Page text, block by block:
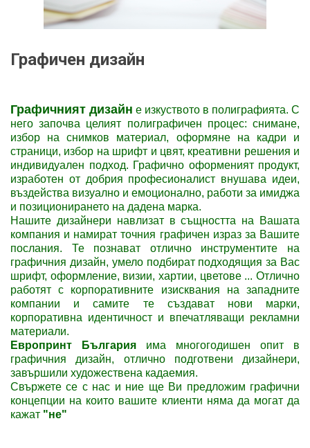
Графичен дизайн
Графичният дизайн е изкуството в полиграфията. С
него започва целият полиграфичен процес: снимане,
избор на снимков материал, оформяне на кадри и
страници, избор на шрифт и цвят, креативни решения и
индивидуален подход. Графично оформеният продукт,
изработен от добрия професионалист внушава идеи,
въздейства визуално и емоционално, работи за имиджа
и позиционирането на дадена марка.
Нашите дизайнери навлизат в същността на Вашата
компания и намират точния графичен израз за Вашите
послания. Те познават отлично инструментите на
графичния дизайн, умело подбират подходящия за Вас
шрифт, оформление, визии, хартии, цветове ... Отлично
работят с корпоративните изисквания на западните
компании и самите те създават нови марки,
корпоративна идентичност и впечатляващи рекламни
материали.
Европринт България има многогодишен опит в
графичния дизайн, отлично подготвени дизайнери,
завършили художествена кадаемия.
Свържете се с нас и ние ще Ви предложим графични
концепции на които вашите клиенти няма да могат да
кажат "не"